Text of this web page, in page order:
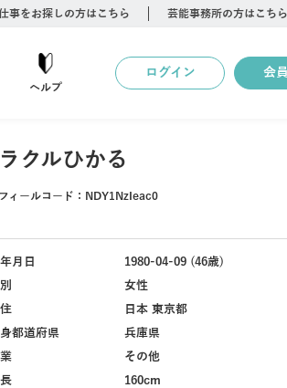
事をお探しの方はこちら 芸能事務所の方はこちら
ヘルプ
ログイン 会
クルひかる
ィールコード： NDY1NzIeac0
月日
1980-04-09 (46歳)
女性
日本 東京都
都道府県
兵庫県
その他
160cm